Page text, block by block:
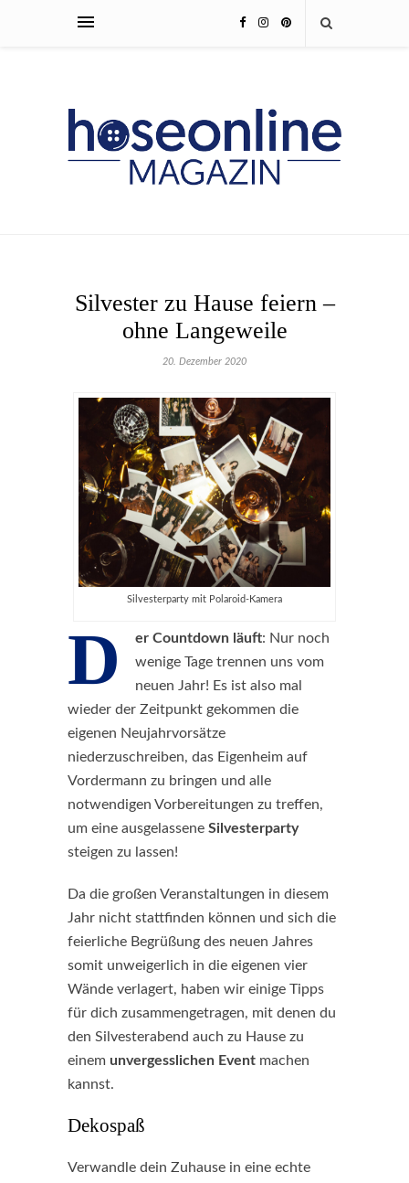
Silvester zu Hause feiern –
ohne Langeweile
20. Dezember 2020
Silvesterparty mit Polaroid-Kamera
D er Countdown läuft: Nur noch
wenige Tage trennen uns vom
neuen Jahr! Es ist also mal
wieder der Zeitpunkt gekommen die
eigenen Neujahrvorsätze
niederzuschreiben, das Eigenheim auf
Vordermann zu bringen und alle
notwendigen Vorbereitungen zu treffen,
um eine ausgelassene Silvesterparty
steigen zu lassen!
Da die großen Veranstaltungen in diesem
Jahr nicht stattfinden können und sich die
feierliche Begrüßung des neuen Jahres
somit unweigerlich in die eigenen vier
Wände verlagert, haben wir einige Tipps
für dich zusammengetragen, mit denen du
den Silvesterabend auch zu Hause zu
einem unvergesslichen Event machen
kannst.
Dekospaß
Verwandle dein Zuhause in eine echte